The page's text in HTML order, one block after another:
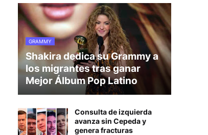
GRAMMY
Shakira dedica su Grammy a
los migrantes tras ganar
Mejor Álbum Pop Latino
Consulta de izquierda
avanza sin Cepeda y
genera fracturas